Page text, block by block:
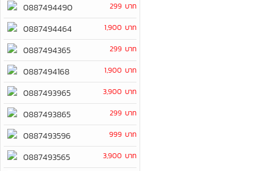
0887494490 299 บาท
0887494464 1,900 บาท
0887494365 299 บาท
0887494168 1,900 บาท
0887493965 3,900 บาท
0887493865 299 บาท
0887493596 999 บาท
0887493565 3,900 บาท